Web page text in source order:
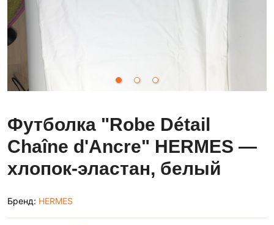
Футболка "Robe Détail
Chaîne d'Ancre" HERMES —
хлопок-эластан, белый
Бренд: HERMES